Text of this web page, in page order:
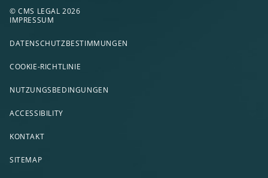
© CMS LEGAL 2026
IMPRESSUM
DATENSCHUTZBESTIMMUNGEN
COOKIE-RICHTLINIE
NUTZUNGSBEDINGUNGEN
ACCESSIBILITY
KONTAKT
SITEMAP